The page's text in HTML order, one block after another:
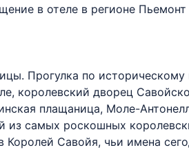
в отеле в регионе Пьемонт
Прогулка по историческому
королевский дворец
плащаница, Моле-
из самых роскошных
Савойя, чьи имена